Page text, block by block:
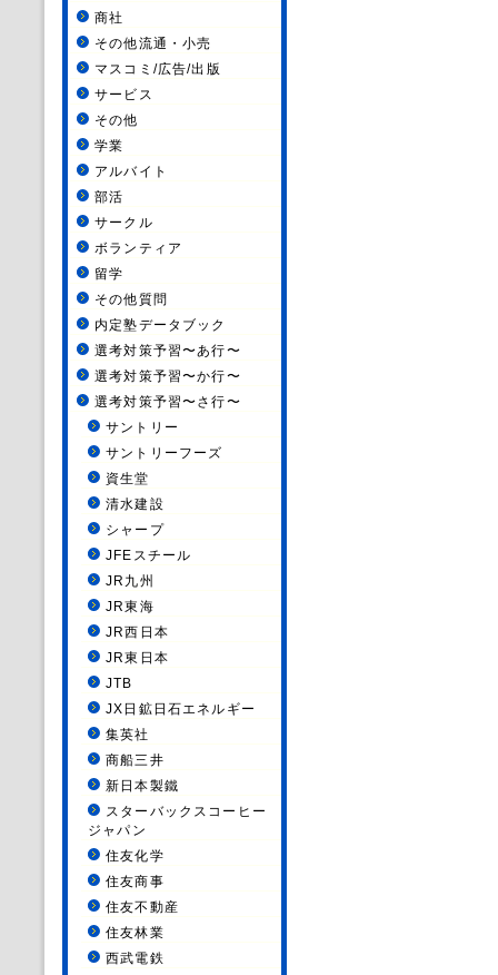
商社
その他流通・小売
マスコミ/広告/出版
サービス
その他
学業
アルバイト
部活
サークル
ボランティア
留学
その他質問
内定塾データブック
選考対策予習〜あ行〜
選考対策予習〜か行〜
選考対策予習〜さ行〜
サントリー
サントリーフーズ
資生堂
清水建設
シャープ
JFEスチール
JR九州
JR東海
JR西日本
JR東日本
JTB
JX日鉱日石エネルギー
集英社
商船三井
新日本製鐵
スターバックスコーヒー
ジャパン
住友化学
住友商事
住友不動産
住友林業
西武電鉄